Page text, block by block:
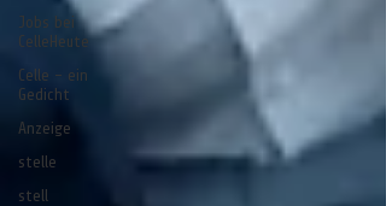
Jobs bei
CelleHeute
Celle - ein
Gedicht
Anzeige
stelle
stell